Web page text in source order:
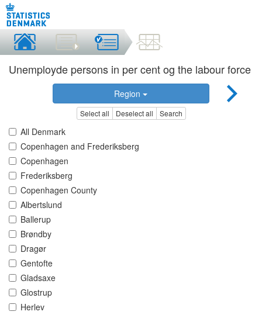
Unemployde persons in per cent og the labour force
Region
Select all Deselect all Search
All Denmark
Copenhagen and Frederiksberg
Copenhagen
Frederiksberg
Copenhagen County
Albertslund
Ballerup
Brøndby
Dragør
Gentofte
Gladsaxe
Glostrup
Herlev